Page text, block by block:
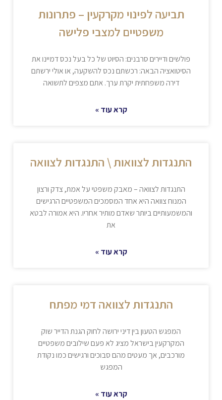
תביעה לפינוי מקרקעין – פתרונות
משפטיים למצבי פלישה
פולשים ודיירים סרבנים: הסיוט של כל בעל נכס דמיינו את
הסיטואציה הבאה: רכשתם נכס להשקעה, או אולי ירשתם
דירה משפחתית יקרת ערך. אתם מצפים לתשואה
קרא עוד »
התנגדות לצוואות \ התנגדות לצוואה
התנגדות לצוואה – מאבק משפטי על אמת, צדק ורצון
המנוח צוואה היא אחד המסמכים המשפטיים הרגישים
והמשמעותיים ביותר שאדם מותיר אחריו. היא אמורה לבטא
את
קרא עוד »
התנגדות לצוואה דמי מפתח
המפגש הטעון בין דיני ירושה לחוק הגנת הדייר שוק
המקרקעין בישראל מציג לא פעם שילובים משפטיים
מורכבים, אך מעטים מהם סבוכים ורגישים כמו נקודת
המפגש
קרא עוד »